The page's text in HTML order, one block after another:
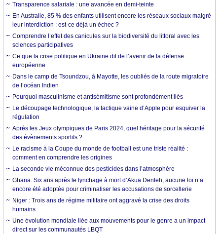
Transparence salariale : une avancée en demi-teinte
En Australie, 85 % des enfants utilisent encore les réseaux sociaux malgré
leur interdiction : est-ce déjà un échec ?
Comprendre l’effet des canicules sur la biodiversité du littoral avec les
sciences participatives
Ce que la crise politique en Ukraine dit de l’avenir de la défense
européenne
Dans le camp de Tsoundzou, à Mayotte, les oubliés de la route migratoire
de l’océan Indien
Pourquoi masculinisme et antisémitisme sont profondément liés
Le découpage technologique, la tactique vaine d’Apple pour esquiver la
régulation
Après les Jeux olympiques de Paris 2024, quel héritage pour la sécurité
des évènements sportifs ?
Le racisme à la Coupe du monde de football est une triste réalité :
comment en comprendre les origines
La seconde vie méconnue des pesticides dans l’atmosphère
Ghana. Six ans après le lynchage à mort d’Akua Denteh, aucune loi n’a
encore été adoptée pour criminaliser les accusations de sorcellerie
Niger : Trois ans de régime militaire ont aggravé la crise des droits
humains
Une évolution mondiale liée aux mouvements pour le genre a un impact
direct sur les communautés LBQT